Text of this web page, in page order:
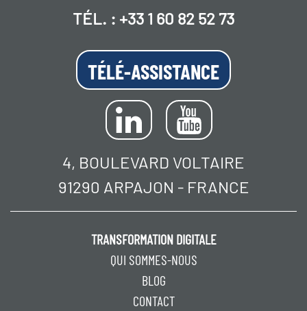
TÉL. : +33 1 60 82 52 73
TÉLÉ-ASSISTANCE
4, BOULEVARD VOLTAIRE
91290 ARPAJON - FRANCE
TRANSFORMATION DIGITALE
QUI SOMMES-NOUS
BLOG
CONTACT